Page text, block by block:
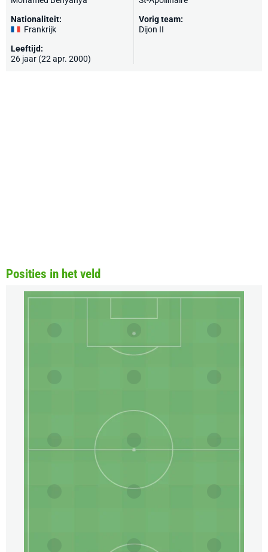
Nationaliteit:
Frankrijk
Leeftijd:
26 jaar (22 apr. 2000)
Vorig team:
Dijon II
Posities in het veld